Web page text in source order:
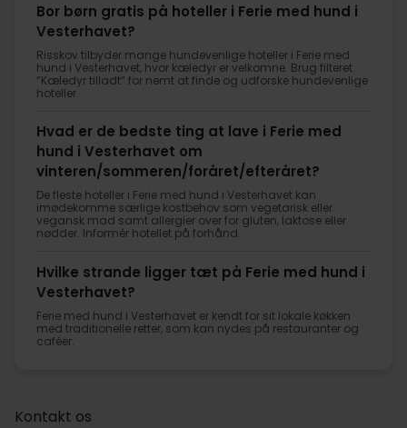
Bor børn gratis på hoteller i Ferie med hund i
Vesterhavet?
Risskov tilbyder mange hundevenlige hoteller i Ferie med
hund i Vesterhavet, hvor kæledyr er velkomne. Brug filteret
”Kæledyr tilladt” for nemt at finde og udforske hundevenlige
hoteller.
Hvad er de bedste ting at lave i Ferie med
hund i Vesterhavet om
vinteren/sommeren/foråret/efteråret?
De fleste hoteller i Ferie med hund i Vesterhavet kan
imødekomme særlige kostbehov som vegetarisk eller
vegansk mad samt allergier over for gluten, laktose eller
nødder. Informér hotellet på forhånd.
Hvilke strande ligger tæt på Ferie med hund i
Vesterhavet?
Ferie med hund i Vesterhavet er kendt for sit lokale køkken
med traditionelle retter, som kan nydes på restauranter og
caféer.
Kontakt os